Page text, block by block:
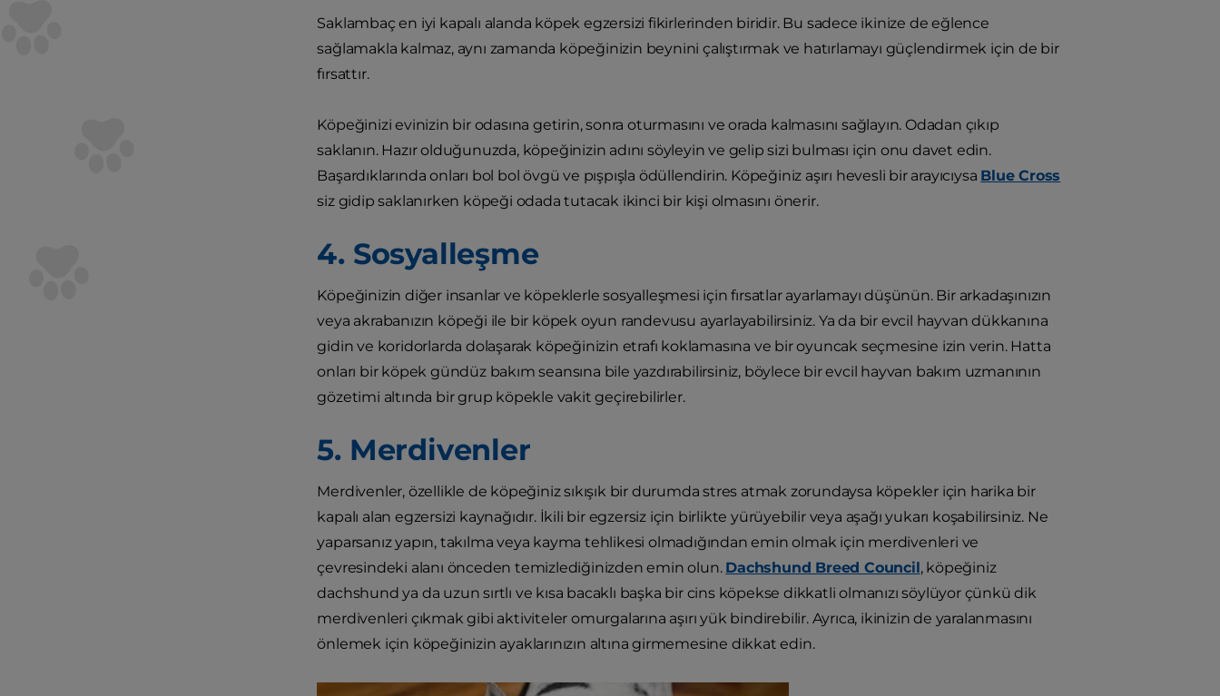
Saklambaç en iyi kapalı alanda köpek egzersizi fikirlerinden biridir. Bu sadece ikinize de eğlence
sağlamakla kalmaz, aynı zamanda köpeğinizin beynini çalıştırmak ve hatırlamayı güçlendirmek için de bir
fırsattır.
Köpeğinizi evinizin bir odasına getirin, sonra oturmasını ve orada kalmasını sağlayın. Odadan çıkıp
saklanın. Hazır olduğunuzda, köpeğinizin adını söyleyin ve gelip sizi bulması için onu davet edin.
Başardıklarında onları bol bol övgü ve pışpışla ödüllendirin. Köpeğiniz aşırı hevesli bir arayıcıysa Blue Cross
siz gidip saklanırken köpeği odada tutacak ikinci bir kişi olmasını önerir.
4. Sosyalleşme
Köpeğinizin diğer insanlar ve köpeklerle sosyalleşmesi için fırsatlar ayarlamayı düşünün. Bir arkadaşınızın
veya akrabanızın köpeği ile bir köpek oyun randevusu ayarlayabilirsiniz. Ya da bir evcil hayvan dükkanına
gidin ve koridorlarda dolaşarak köpeğinizin etrafı koklamasına ve bir oyuncak seçmesine izin verin. Hatta
onları bir köpek gündüz bakım seansına bile yazdırabilirsiniz, böylece bir evcil hayvan bakım uzmanının
gözetimi altında bir grup köpekle vakit geçirebilirler.
5. Merdivenler
Merdivenler, özellikle de köpeğiniz sıkışık bir durumda stres atmak zorundaysa köpekler için harika bir
kapalı alan egzersizi kaynağıdır. İkili bir egzersiz için birlikte yürüyebilir veya aşağı yukarı koşabilirsiniz. Ne
yaparsanız yapın, takılma veya kayma tehlikesi olmadığından emin olmak için merdivenleri ve
çevresindeki alanı önceden temizlediğinizden emin olun. Dachshund Breed Council, köpeğiniz
dachshund ya da uzun sırtlı ve kısa bacaklı başka bir cins köpekse dikkatli olmanızı söylüyor çünkü dik
merdivenleri çıkmak gibi aktiviteler omurgalarına aşırı yük bindirebilir. Ayrıca, ikinizin de yaralanmasını
önlemek için köpeğinizin ayaklarınızın altına girmemesine dikkat edin.